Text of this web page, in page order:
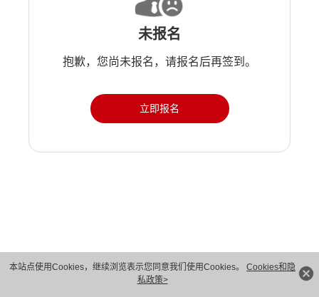
本站点使用Cookies，继续浏览表示您同意我们使用Cookies。 Cookies和隐
私政策>
未报名
抱歉，您尚未报名，请报名后再签到。
立即报名
版权所有 © 华为技术有限公司 1998-2026。 保留一切权利。粤A2-20044005号
隐私保护
法律声明